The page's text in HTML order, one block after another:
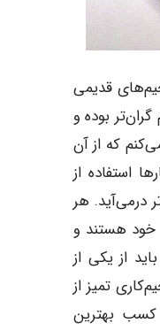
قدیمی
بوده و
توصیه نمی‌کنم که از آن
از کارها استفاده از
درمی‌آید. هر
خود هستند و
از یکی از
تمیز از
کسب بهترین